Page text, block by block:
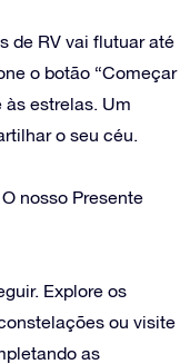
de RV vai flutuar até
o botão “Começar
às estrelas. Um
o seu céu.
nosso Presente
Explore os
ou visite
as